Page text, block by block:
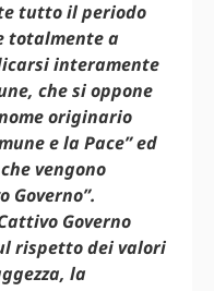
tutto il periodo
totalmente a
interamente
che si oppone
originario
e la Pace” ed
vengono
Governo”.
Governo
rispetto dei valori
la